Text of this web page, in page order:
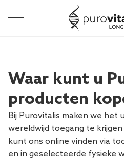
Waar kunt u
producten
Bij Purovitalis maken we het
wereldwijd toegang te
kunt ons online vinden via
en in geselecteerde fysieke